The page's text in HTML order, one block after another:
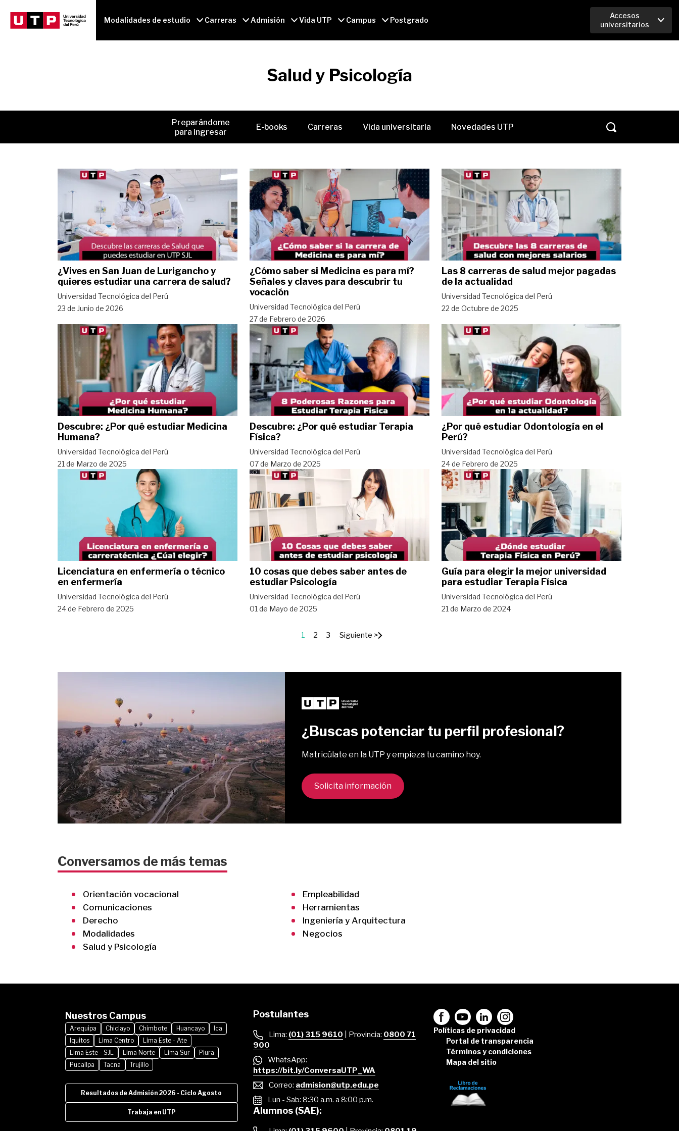
Modalidades de estudio Carreras Admisión Vida UTP Campus Postgrado
Accesos
universitarios
Salud y Psicología
Preparándome
para ingresar
E-books Carreras Vida universitaria Novedades UTP
¿Vives en San Juan de Lurigancho y
quieres estudiar una carrera de salud?
Universidad Tecnológica del Perú
23 de Junio de 2026
¿Cómo saber si Medicina es para mí?
Señales y claves para descubrir tu
vocación
Universidad Tecnológica del Perú
27 de Febrero de 2026
Las 8 carreras de salud mejor pagadas
de la actualidad
Universidad Tecnológica del Perú
22 de Octubre de 2025
Descubre: ¿Por qué estudiar Medicina
Humana?
Universidad Tecnológica del Perú
21 de Marzo de 2025
Descubre: ¿Por qué estudiar Terapia
Física?
Universidad Tecnológica del Perú
07 de Marzo de 2025
¿Por qué estudiar Odontología en el
Perú?
Universidad Tecnológica del Perú
24 de Febrero de 2025
Licenciatura en enfermería o técnico
en enfermería
Universidad Tecnológica del Perú
24 de Febrero de 2025
10 cosas que debes saber antes de
estudiar Psicología
Universidad Tecnológica del Perú
01 de Mayo de 2025
Guía para elegir la mejor universidad
para estudiar Terapia Física
Universidad Tecnológica del Perú
21 de Marzo de 2024
1 2 3 Siguiente >
¿Buscas potenciar tu perfil profesional?
Matricúlate en la UTP y empieza tu camino hoy.
Solicita información
Conversamos de más temas
Orientación vocacional
Empleabilidad
Comunicaciones
Herramientas
Derecho
Ingeniería y Arquitectura
Modalidades
Negocios
Salud y Psicología
Nuestros Campus
Arequipa Chiclayo Chimbote Huancayo
Ica
Iquitos
Lima Centro
Lima Este - Ate
Lima Este - SJL
Lima Norte Lima Sur
Piura
Pucallpa
Tacna Trujillo
Resultados de Admisión 2026 - Ciclo Agosto
Trabaja en UTP
Postulantes
Lima: (01) 315 9610 | Provincia: 0800 71
900
WhatsApp:
https://bit.ly/ConversaUTP_WA
Correo: admision@utp.edu.pe
Lun - Sab: 8:30 a.m. a 8:00 p.m.
Alumnos (SAE):
Políticas de privacidad
Portal de transparencia
Términos y condiciones
Mapa del sitio